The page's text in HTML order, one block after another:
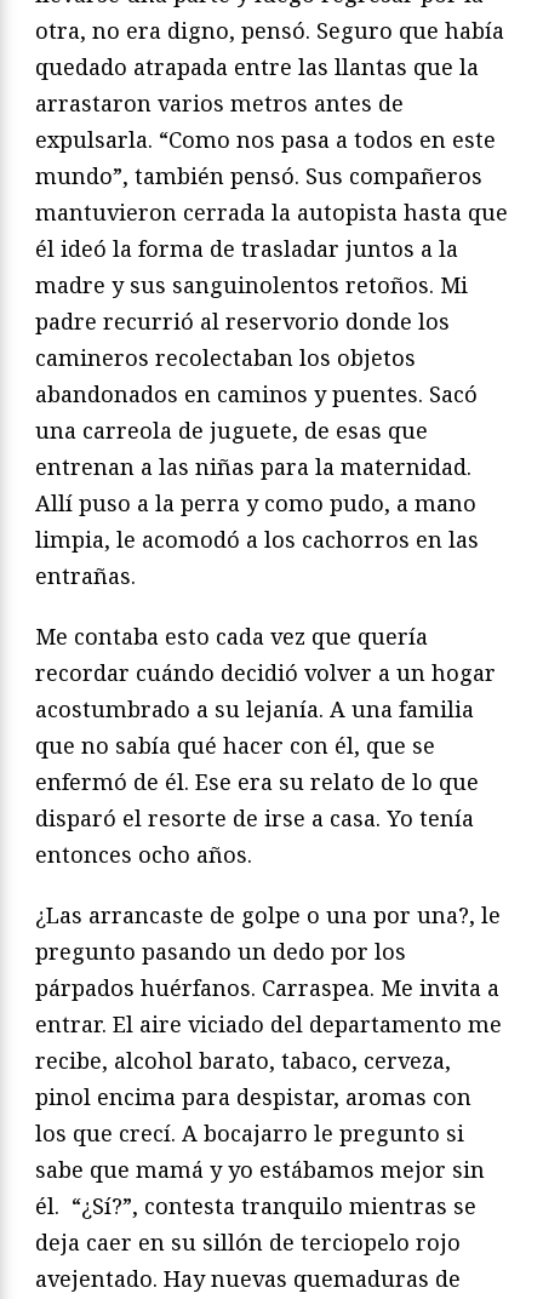
otra, no era digno, pensó. Seguro que había
quedado atrapada entre las llantas que la
arrastaron varios metros antes de
expulsarla. “Como nos pasa a todos en este
mundo”, también pensó. Sus compañeros
mantuvieron cerrada la autopista hasta que
él ideó la forma de trasladar juntos a la
madre y sus sanguinolentos retoños. Mi
padre recurrió al reservorio donde los
camineros recolectaban los objetos
abandonados en caminos y puentes. Sacó
una carreola de juguete, de esas que
entrenan a las niñas para la maternidad.
Allí puso a la perra y como pudo, a mano
limpia, le acomodó a los cachorros en las
entrañas.
Me contaba esto cada vez que quería
recordar cuándo decidió volver a un hogar
acostumbrado a su lejanía. A una familia
que no sabía qué hacer con él, que se
enfermó de él. Ese era su relato de lo que
disparó el resorte de irse a casa. Yo tenía
entonces ocho años.
¿Las arrancaste de golpe o una por una?, le
pregunto pasando un dedo por los
párpados huérfanos. Carraspea. Me invita a
entrar. El aire viciado del departamento me
recibe, alcohol barato, tabaco, cerveza,
pinol encima para despistar, aromas con
los que crecí. A bocajarro le pregunto si
sabe que mamá y yo estábamos mejor sin
él. “¿Sí?”, contesta tranquilo mientras se
deja caer en su sillón de terciopelo rojo
avejentado. Hay nuevas quemaduras de